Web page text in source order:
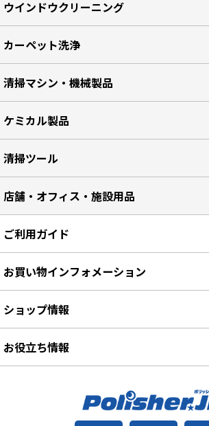
ウインドウクリーニング
カーペット洗浄
清掃マシン・機械製品
ケミカル製品
清掃ツール
店舗・オフィス・施設用品
ご利用ガイド
お買い物インフォメーション
ショップ情報
お役立ち情報